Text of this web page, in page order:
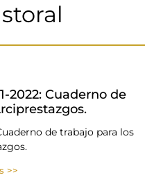
2022: Cuaderno de
de trabajo para los
>>